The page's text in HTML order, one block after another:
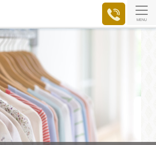
MENU